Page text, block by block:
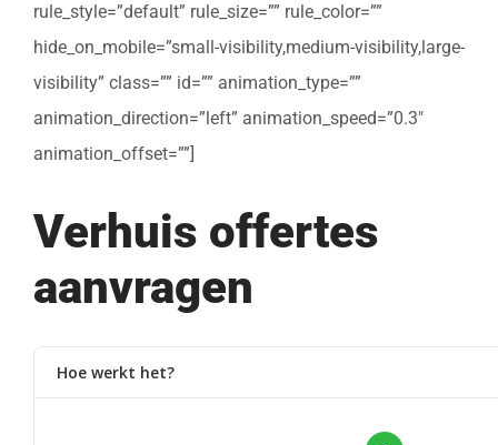
rule_style=”default” rule_size=”” rule_color=””
hide_on_mobile=”small-visibility,medium-visibility,large-
visibility” class=”” id=”” animation_type=””
animation_direction=”left” animation_speed=”0.3″
animation_offset=””]
Verhuis offertes
aanvragen